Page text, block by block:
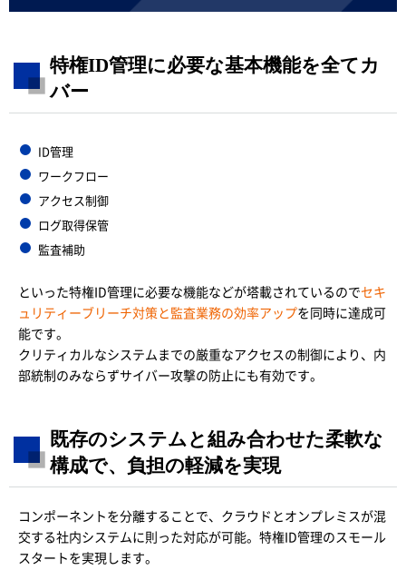
特権ID管理に必要な基本機能を全てカ
バー
ID管理
ワークフロー
アクセス制御
ログ取得保管
監査補助
といった特権ID管理に必要な機能などが塔載されているのでセキ
ュリティーブリーチ対策と監査業務の効率アップを同時に達成可
能です。
クリティカルなシステムまでの厳重なアクセスの制御により、内
部統制のみならずサイバー攻撃の防止にも有効です。
既存のシステムと組み合わせた柔軟な
構成で、負担の軽減を実現
コンポーネントを分離することで、クラウドとオンプレミスが混
交する社内システムに則った対応が可能。特権ID管理のスモール
スタートを実現します。